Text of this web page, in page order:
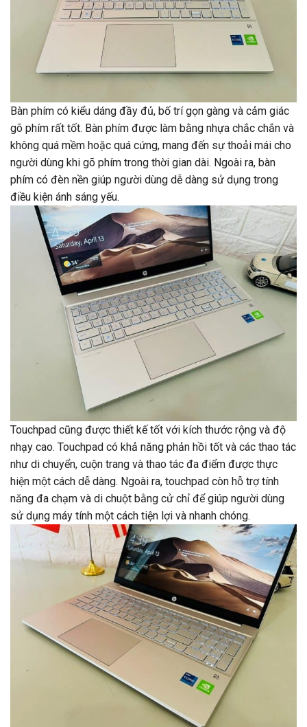
Bàn phím có kiểu dáng đầy đủ, bố trí gọn gàng và cảm giác
gõ phím rất tốt. Bàn phím được làm bằng nhựa chắc chắn và
không quá mềm hoặc quá cứng, mang đến sự thoải mái cho
người dùng khi gõ phím trong thời gian dài. Ngoài ra, bàn
phím có đèn nền giúp người dùng dễ dàng sử dụng trong
điều kiện ánh sáng yếu.
Touchpad cũng được thiết kế tốt với kích thước rộng và độ
nhạy cao. Touchpad có khả năng phản hồi tốt và các thao tác
như di chuyển, cuộn trang và thao tác đa điểm được thực
hiện một cách dễ dàng. Ngoài ra, touchpad còn hỗ trợ tính
năng đa chạm và di chuột bằng cử chỉ để giúp người dùng
sử dụng máy tính một cách tiện lợi và nhanh chóng.